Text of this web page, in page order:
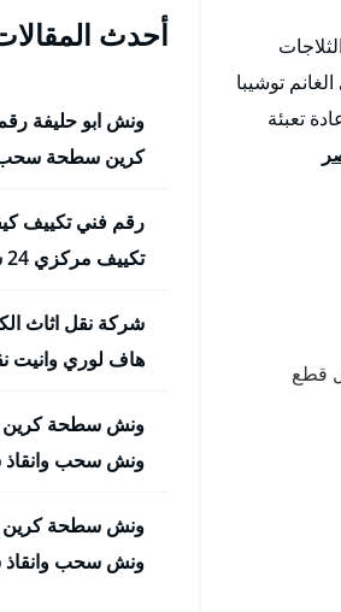
توشيبا
تعبئة
قطع
أحدث
كرين سطحة سحب
تكييف مركزي 24 ساعة
هاف لوري
ونش سحب وانقاذ
ونش سحب وانقاذ